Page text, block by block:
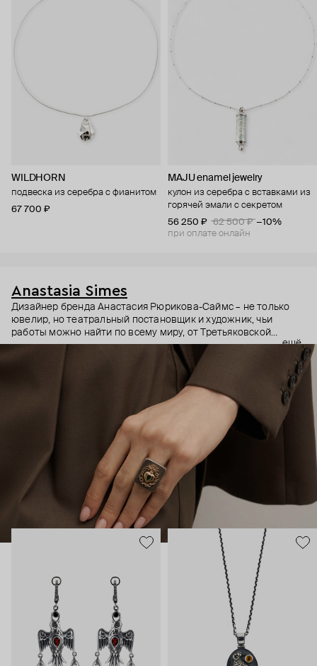
WILDHORN
подвеска из серебра с фианитом
67 700 ₽
MAJU enamel jewelry
кулон из серебра с вставками из
горячей эмали с секретом
56 250 ₽
62 500 ₽ −10%
при оплате онлайн
Anastasia Simes
Дизайнер бренда Анастасия Рюрикова-Саймс – не только
ювелир, но театральный постановщик и художник, чьи
работы можно найти по всему миру, от Третьяковской
галереи до выставок в США и Гонконге. Она вдохновляется
разными культурами, эпохами и символами. Причем
символы – неочевидные: например, кулоны с руками, чье
положение на жестовом языке означает «я тебя люблю» или
В этих украшениях много магии: здесь и знаки из
европейской геральдики вроде пылающих сердец, и
животные – каждое символизирует определенное умение и
силу. Философия дизайнера – в том, что украшения могут
быть не просто аксессуаром, но оберегом и талисманом.
ещё